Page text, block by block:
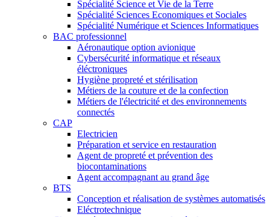
Spécialité Science et Vie de la Terre
Spécialité Sciences Economiques et Sociales
Spécialité Numérique et Sciences Informatiques
BAC professionnel
Aéronautique option avionique
Cybersécurité informatique et réseaux
éléctroniques
Hygiène propreté et stérilisation
Métiers de la couture et de la confection
Métiers de l'électricité et des environnements
connectés
CAP
Electricien
Préparation et service en restauration
Agent de propreté et prévention des
biocontaminations
Agent accompagnant au grand âge
BTS
Conception et réalisation de systèmes automatisés
Eléctrotechnique